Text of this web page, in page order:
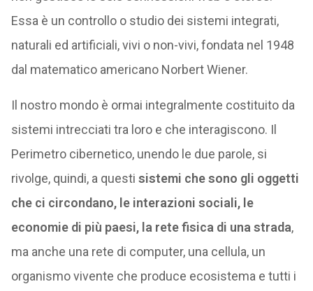
Essa è un controllo o studio dei sistemi integrati,
naturali ed artificiali, vivi o non-vivi, fondata nel 1948
dal matematico americano Norbert Wiener.
Il nostro mondo è ormai integralmente costituito da
sistemi intrecciati tra loro e che interagiscono. Il
Perimetro cibernetico, unendo le due parole, si
rivolge, quindi, a questi sistemi che sono gli oggetti
che ci circondano, le interazioni sociali, le
economie di più paesi, la rete fisica di una strada,
ma anche una rete di computer, una cellula, un
organismo vivente che produce ecosistema e tutti i